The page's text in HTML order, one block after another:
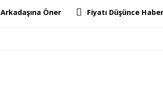
Arkadaşına Öner Fiyatı Düşünce